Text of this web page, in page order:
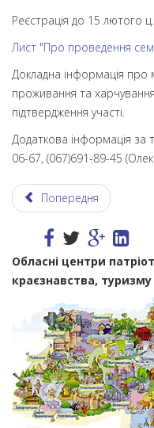
Реєстрація до 15 лютого
Лист "Про проведення
Докладна інформація про
проживання та харчування
підтвердження участі.
Додаткова інформація за
06-67, (067)691-89-45
Попередня
Обласні центри
краєзнавства, туризму